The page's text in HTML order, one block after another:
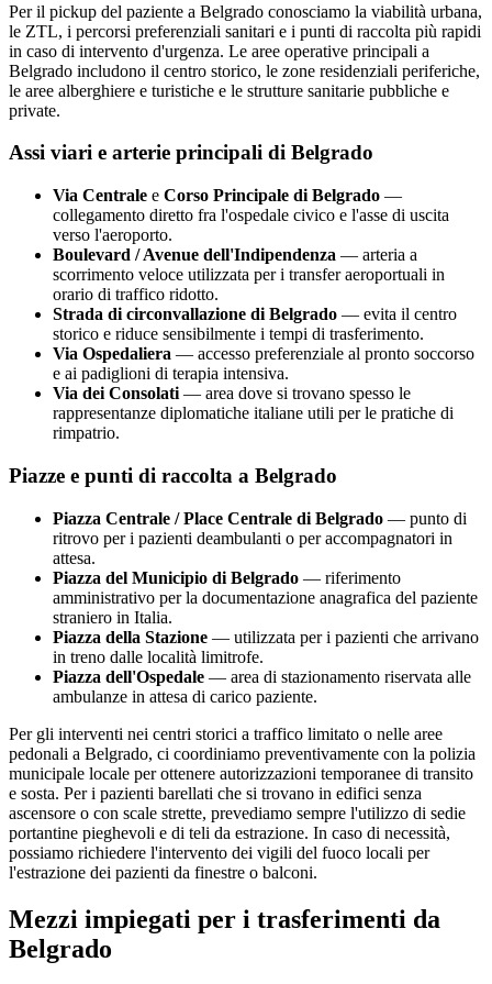
Per il pickup del paziente a Belgrado conosciamo la viabilità urbana,
le ZTL, i percorsi preferenziali sanitari e i punti di raccolta più rapidi
in caso di intervento d'urgenza. Le aree operative principali a
Belgrado includono il centro storico, le zone residenziali periferiche,
le aree alberghiere e turistiche e le strutture sanitarie pubbliche e
private.
Assi viari e arterie principali di Belgrado
Via Centrale e Corso Principale di Belgrado —
collegamento diretto fra l'ospedale civico e l'asse di uscita
verso l'aeroporto.
Boulevard / Avenue dell'Indipendenza — arteria a
scorrimento veloce utilizzata per i transfer aeroportuali in
orario di traffico ridotto.
Strada di circonvallazione di Belgrado — evita il centro
storico e riduce sensibilmente i tempi di trasferimento.
Via Ospedaliera — accesso preferenziale al pronto soccorso
e ai padiglioni di terapia intensiva.
Via dei Consolati — area dove si trovano spesso le
rappresentanze diplomatiche italiane utili per le pratiche di
rimpatrio.
Piazze e punti di raccolta a Belgrado
Piazza Centrale / Place Centrale di Belgrado — punto di
ritrovo per i pazienti deambulanti o per accompagnatori in
attesa.
Piazza del Municipio di Belgrado — riferimento
amministrativo per la documentazione anagrafica del paziente
straniero in Italia.
Piazza della Stazione — utilizzata per i pazienti che arrivano
in treno dalle località limitrofe.
Piazza dell'Ospedale — area di stazionamento riservata alle
ambulanze in attesa di carico paziente.
Per gli interventi nei centri storici a traffico limitato o nelle aree
pedonali a Belgrado, ci coordiniamo preventivamente con la polizia
municipale locale per ottenere autorizzazioni temporanee di transito
e sosta. Per i pazienti barellati che si trovano in edifici senza
ascensore o con scale strette, prevediamo sempre l'utilizzo di sedie
portantine pieghevoli e di teli da estrazione. In caso di necessità,
possiamo richiedere l'intervento dei vigili del fuoco locali per
l'estrazione dei pazienti da finestre o balconi.
Mezzi impiegati per i trasferimenti da
Belgrado